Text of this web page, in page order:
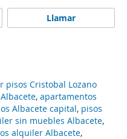
Llamar
pisos Cristobal Lozano
, apartamentos
Albacete capital, pisos
sin muebles Albacete,
alquiler Albacete,